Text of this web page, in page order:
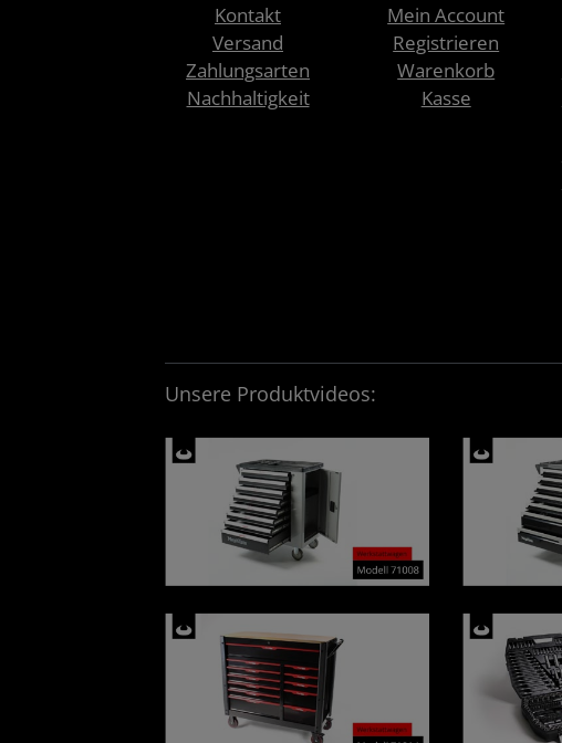
Kontakt
Versand
Zahlungsarten
Nachhaltigkeit
Mein Account
Registrieren
Warenkorb
Kasse
Unsere Produktvideos: